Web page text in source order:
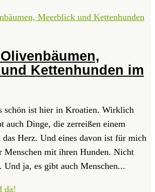
Kettenhunden im
schön ist hier in Kroatien. Wirklich
auch Dinge, die zerreißen einem
das Herz. Und eines davon ist für mich
Menschen mit ihren Hunden. Nicht
ja, es gibt auch Menschen...